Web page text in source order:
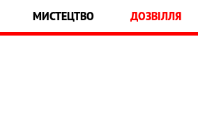
МИСТЕЦТВО ДОЗВІЛЛЯ